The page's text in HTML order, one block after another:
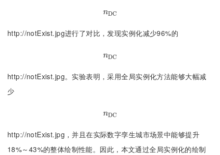
nDC
nDC
http://notExist.jpg进行了对比，发现实例化减少96%的
nDC
nDC
http://notExist.jpg。实验表明，采用全局实例化方法能够大幅减
少
nDC
nDC
http://notExist.jpg，并且在实际数字孪生城市场景中能够提升
18%～43%的整体绘制性能。因此，本文通过全局实例化的绘制